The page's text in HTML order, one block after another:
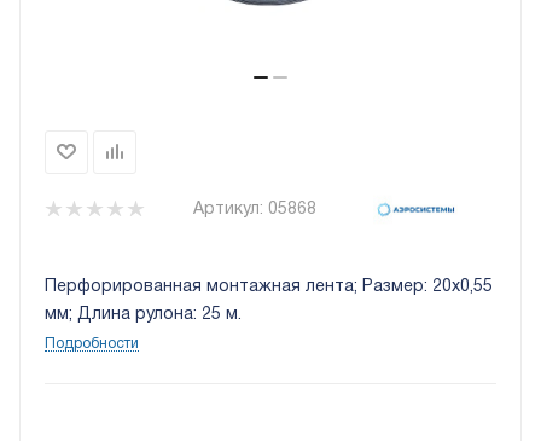
Артикул: 05868
Перфорированная монтажная лента; Размер: 20x0,55
мм; Длина рулона: 25 м.
Подробности